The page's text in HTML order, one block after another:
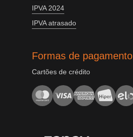
IPVA 2024
IPVA atrasado
Formas de pagamento
Cartões de crédito